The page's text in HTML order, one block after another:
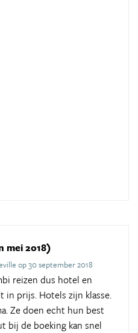
mei 2018)
op 30 september 2018
reizen dus hotel en
in prijs. Hotels zijn klasse.
Ze doen echt hun best
bij de boeking kan snel